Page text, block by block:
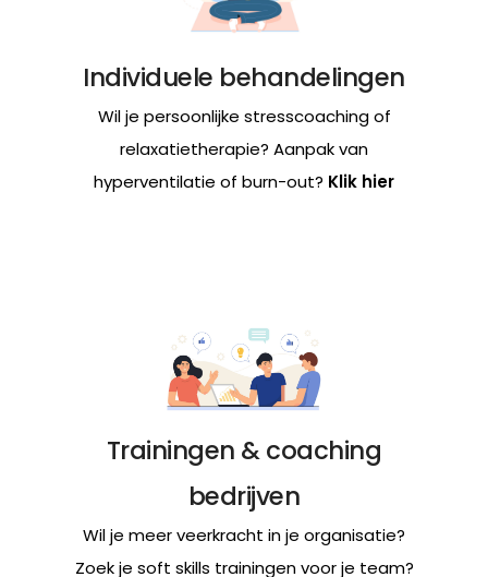
Individuele behandelingen
Wil je persoonlijke stresscoaching of
relaxatietherapie? Aanpak van
hyperventilatie of burn-out? Klik hier
Trainingen & coaching
bedrijven
Wil je meer veerkracht in je organisatie?
Zoek je soft skills trainingen voor je team?